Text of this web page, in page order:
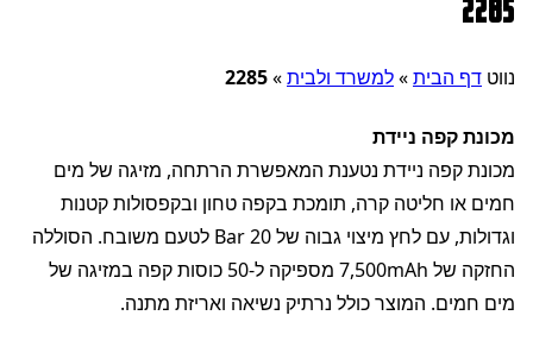
נווט דף הבית»למשרד ולבית»
2285
מכונת קפה ניידת
מכונת קפה ניידת נטענת המאפשרת הרתחה, מזיגה של מים
חמים או חליטה קרה, תומכת בקפה טחון ובקפסולות קטנות
וגדולות, עם לחץ מיצוי גבוה של 20 Bar לטעם משובח. הסוללה
החזקה של 7,500mAh מספיקה ל-50 כוסות קפה במזיגה של
מים חמים. המוצר כולל נרתיק נשיאה ואריזת מתנה.